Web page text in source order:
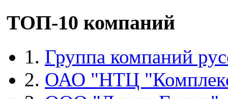
ТОП-10 компаний
1. Группа компаний
2. ОАО "НТЦ